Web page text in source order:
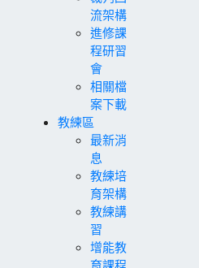
流架構
進修課
程研習
會
相關檔
案下載
教練區
最新消
息
教練培
育架構
教練講
習
增能教
育課程